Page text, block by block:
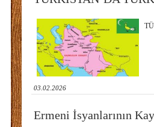
03.02.2026
Ermeni İsyanlarının